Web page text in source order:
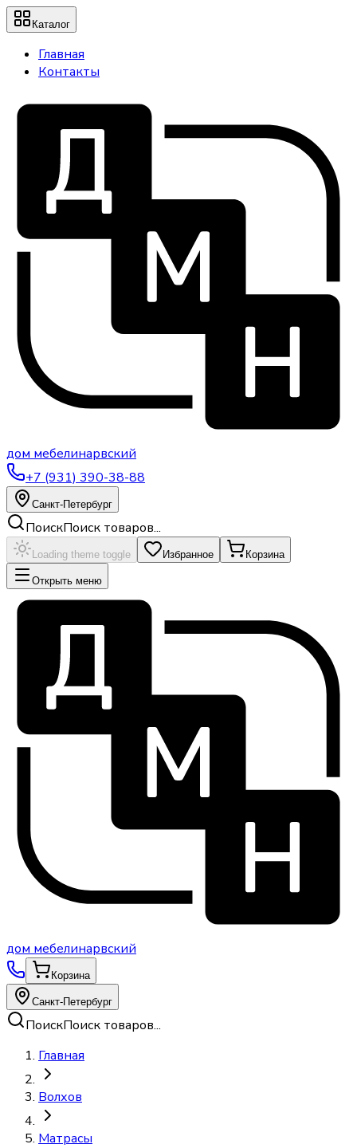
Каталог
Главная
Контакты
дом мебелинарвский
+7 (931) 390-38-88
Санкт-Петербург
ПоискПоиск товаров...
Loading theme toggle Избранное Корзина
Открыть меню
дом мебелинарвский
Корзина
Санкт-Петербург
ПоискПоиск товаров...
Главная
Волхов
Матрасы